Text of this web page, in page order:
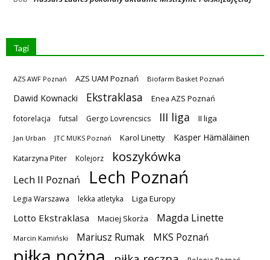
Tagi
AZS AWF Poznań AZS UAM Poznań Biofarm Basket Poznań
Dawid Kownacki Ekstraklasa Enea AZS Poznań
fotorelacja futsal Gergo Lovrencsics III liga II liga
Jan Urban JTC MUKS Poznań Karol Linetty Kasper Hämäläinen
Katarzyna Piter Kolejorz koszykówka
Lech II Poznań Lech Poznań
Legia Warszawa lekka atletyka Liga Europy
Lotto Ekstraklasa Maciej Skorża Magda Linette
Marcin Kamiński Mariusz Rumak MKS Poznań